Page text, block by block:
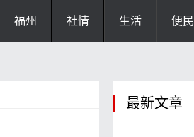
福州 社情 生活 便民
最新文章